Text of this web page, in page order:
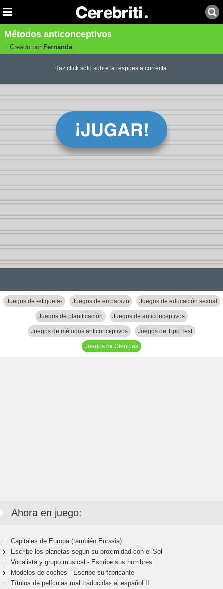
Métodos anticonceptivos
Creado por: Fernanda
Haz click solo sobre la respuesta correcta.
Juegos de -etiqueta- Juegos de embarazo Juegos de educación sexual
Juegos de planificación Juegos de anticonceptivos
Juegos de métodos anticonceptivos Juegos de Tipo Test
Juegos de Ciencias
Ahora en juego:
Capitales de Europa (también Eurasia)
Escribe los planetas según su proximidad con el Sol
Vocalista y grupo musical - Escribe sus nombres
Modelos de coches - Escribe su fabricante
Títulos de películas mal traducidas al español II